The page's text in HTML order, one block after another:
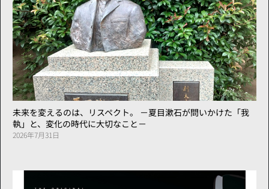
未来を変えるのは、リスペクト。 －夏目漱石が問いかけた「我
執」と、変化の時代に大切なこと－
2026年7月31日